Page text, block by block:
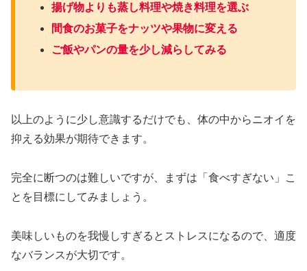
揚げ物よりも蒸し料理や焼き料理を選ぶ
間食のお菓子をナッツや果物に変える
ご飯やパンの量を少し減らしてみる
以上のように少し意識するだけでも、体の中からニオイを
抑える効果が期待できます。
完全に断つのは難しいですが、まずは「食べすぎない」こ
とを目標にしてみましょう。
美味しいものを我慢しすぎるとストレスになるので、適度
なバランスが大切です。